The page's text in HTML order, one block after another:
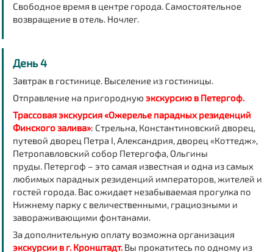
Свободное время в центре города. Самостоятельное
возвращение в отель. Ночлег.
День 4
Завтрак в гостинице.Выселение из гостиницы.
Отправление на пригородную экскурсию в Петергоф.
Трассовая экскурсия «Ожерелье парадных резиденций
Финского залива»: Стрельна, Константиновский дворец,
путевой дворец Петра I, Александрия, дворец «Коттедж»,
Петропавловский собор Петергофа, Ольгины
пруды. Петергоф – это самая известная и одна из самых
любимых парадных резиденций императоров, жителей и
гостей города. Вас ожидает незабываемая прогулка по
Нижнему парку с величественными, грациозными и
завораживающими фонтанами.
За дополнительную оплату возможна организация
экскурсии в г. Кронштадт. Вы прокатитесь по одному из